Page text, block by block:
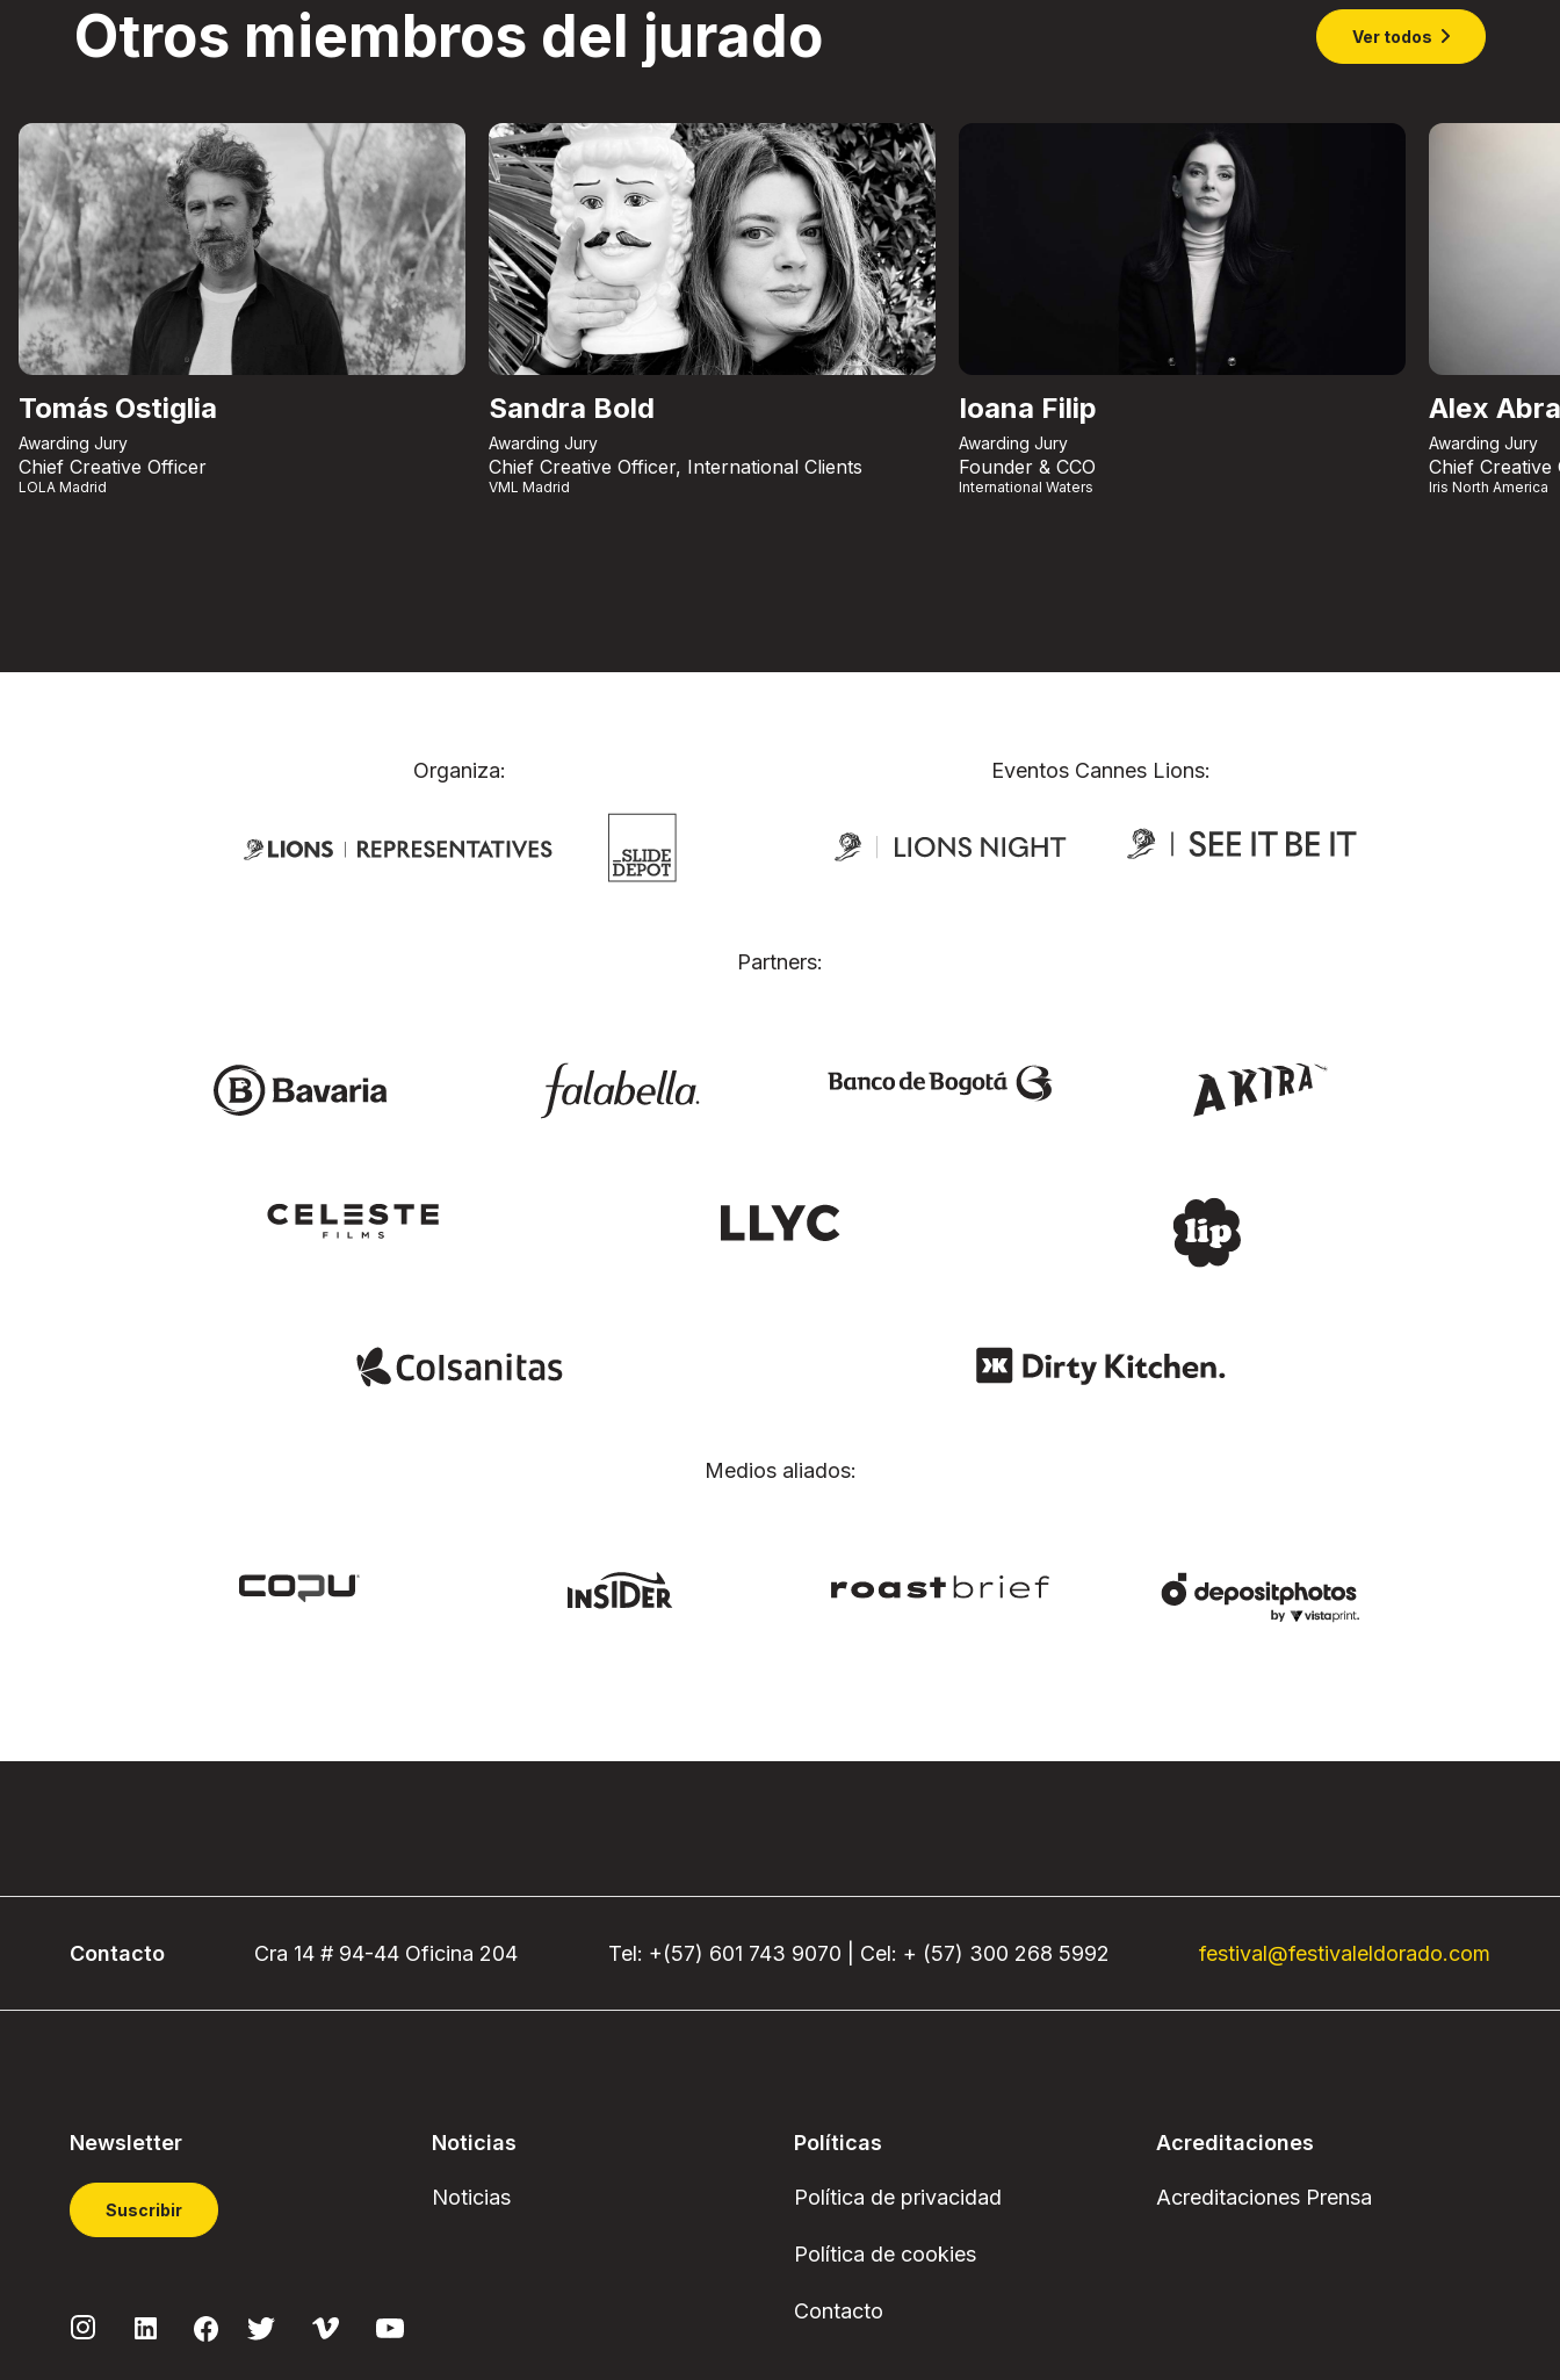
Otros miembros del jurado Ver todos
Tomás Ostiglia
Awarding Jury
Chief Creative Officer
LOLA Madrid
Sandra Bold
Awarding Jury
Chief Creative Officer, International Clients
VML Madrid
Ioana Filip
Awarding Jury
Founder & CCO
International Waters
Alex
Awarding Jury
Chief Creative
Iris North America
Organiza: Eventos Cannes Lions:
Partners:
Medios aliados:
Contacto Cra 14 # 94-44 Oficina 204 Tel: +(57) 601 743 9070 | Cel: + (57) 300 268 5992 festival@festivaleldorado.com
Newsletter
Suscribir
Noticias
Noticias
Políticas
Política de privacidad
Política de cookies
Contacto
Acreditaciones
Acreditaciones Prensa